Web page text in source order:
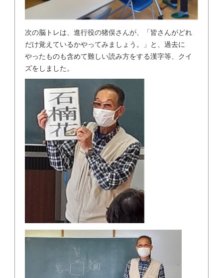
次の脳トレは、進行役の猪俣さんが、「皆さんがどれ
だけ覚えているかやってみましょう。」と、過去に
やったものも含めて難しい読み方をする漢字等、クイ
ズをしました。